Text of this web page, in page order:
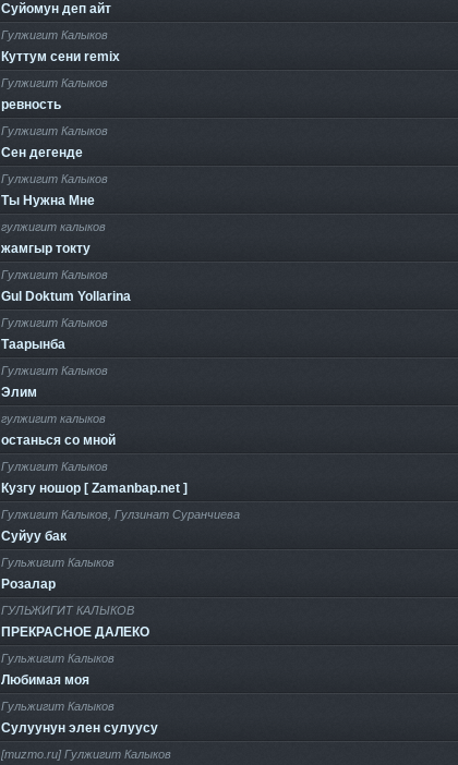
Суйомун деп айт
Гулжигит Калыков
Куттум сени remix
Гулжигит Калыков
ревность
Гулжигит Калыков
Сен дегенде
Гулжигит Калыков
Ты Нужна Мне
гулжигит калыков
жамгыр токту
Гулжигит Калыков
Gul Doktum Yollarina
Гулжигит Калыков
Таарынба
Гулжигит Калыков
Элим
гулжигит калыков
останься со мной
Гулжигит Калыков
Кузгу ношор [ Zamanbap.net ]
Гулжигит Калыков, Гулзинат Суранчиева
Суйуу бак
Гульжигит Калыков
Розалар
ГУЛЬЖИГИТ КАЛЫКОВ
ПРЕКРАСНОЕ ДАЛЕКО
Гульжигит Калыков
Любимая моя
Гульжигит Калыков
Сулуунун элен сулуусу
[muzmo.ru] Гулжигит Калыков